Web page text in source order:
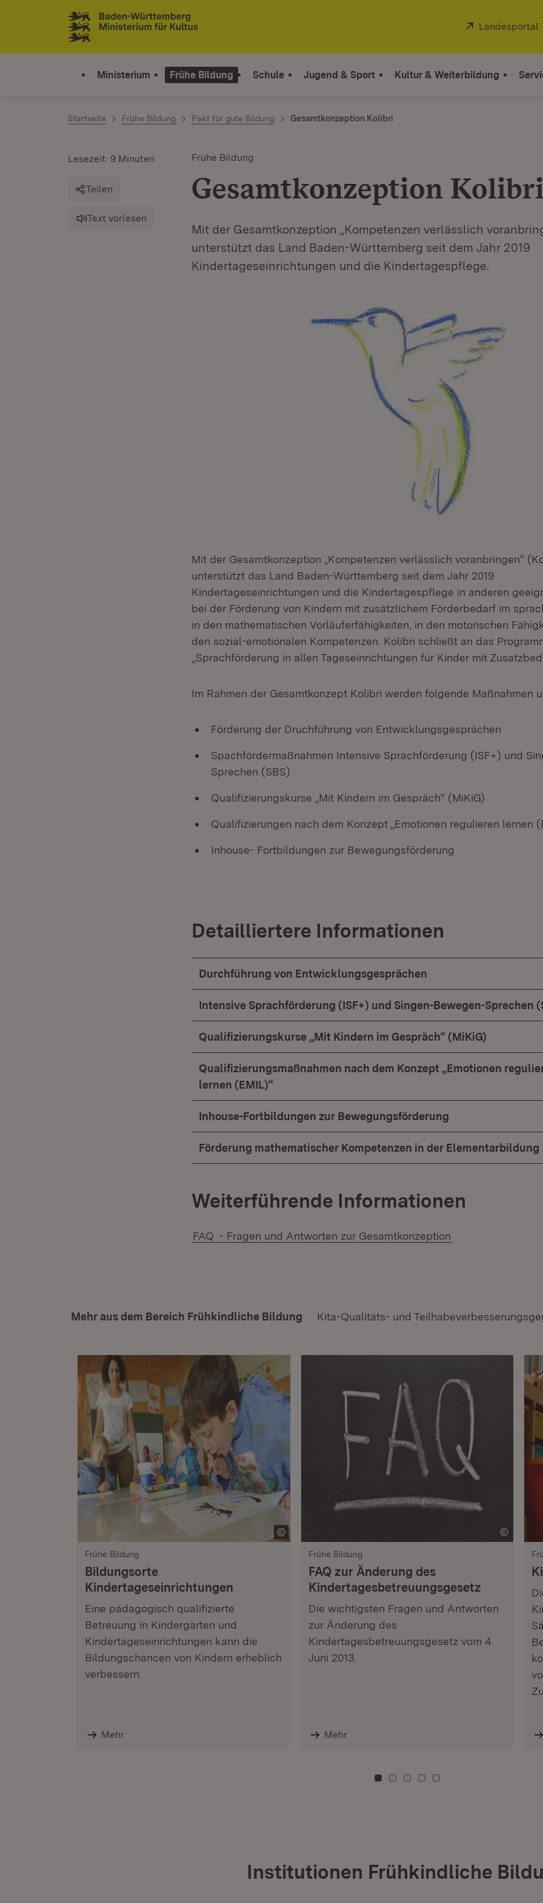
Zum Inhalt springen
Link zur Startseite
Extern:
Landesportal
Ministerium Frühe Bildung Schule Jugend & Sport Kultur & Weiterbildung
Startseite Frühe Bildung Pakt für gute Bildung Gesamtkonzeption Kolibri
Frühe Bildung
Gesamtkonzeption
Mit der Gesamtkonzeption „Kompetenzen verlässlich
unterstützt das Land Baden-Württemberg seit dem Jahr 2019
Kindertageseinrichtungen und die Kindertagespflege.
Lesezeit: 9 Minuten
Teilen
Text vorlesen
Mit der Gesamtkonzeption „Kompetenzen verlässlich voranbringen“
unterstützt das Land Baden-Württemberg seit dem Jahr 2019
Kindertageseinrichtungen und die Kindertagespflege in anderen
bei der Förderung von Kindern mit zusätzlichem Förderbedarf im
in den mathematischen Vorläuferfähigkeiten, in den motorischen
den sozial-emotionalen Kompetenzen. Kolibri schließt an das
„Sprachförderung in allen Tageseinrichtungen für Kinder mit
Im Rahmen der Gesamtkonzept Kolibri werden folgende Maßnahmen
Förderung der Druchführung von Entwicklungsgesprächen
Spachfördermaßnahmen Intensive Sprachförderung (ISF+) und
Sprechen (SBS)
Qualifizierungskurse „Mit Kindern im Gespräch“ (MiKiG)
Qualifizierungen nach dem Konzept „Emotionen regulieren lernen
Inhouse- Fortbildungen zur Bewegungsförderung
Detailliertere Informationen
Durchführung von Entwicklungsgesprächen
Intensive Sprachförderung (ISF+) und Singen-Bewegen-Sprechen
Qualifizierungskurse „Mit Kindern im Gespräch“ (MiKiG)
Qualifizierungsmaßnahmen nach dem Konzept „Emotionen
lernen (EMIL)“
Inhouse-Fortbildungen zur Bewegungsförderung
Förderung mathematischer Kompetenzen in der Elementarbildung
Weiterführende Informationen
FAQ - Fragen und Antworten zur Gesamtkonzeption
Mehr aus dem Bereich Frühkindliche Bildung Kita-Qualitäts- und
Frühe Bildung
Bildungsorte
Kindertageseinrichtungen
Eine pädagogisch qualifizierte
Betreuung in Kindergärten und
Kindertageseinrichtungen kann die
Bildungschancen von Kindern erheblich
verbessern.
Mehr
Frühe Bildung
FAQ zur Änderung des
Kindertagesbetreuungsgesetz
Die wichtigsten Fragen und Antworten
zur Änderung des
Kindertagesbetreuungsgesetz vom 4.
Juni 2013.
Mehr
Zu Kachel: 0
Zu Kachel: 3
Zu Kachel: 6
Zu Kachel: 9
Zu Kachel: 12
Institutionen Frühkindliche